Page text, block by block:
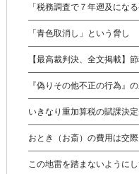
「税務調査で７年遡及になる
「青色取消し」という脅し
【最高裁判決、全文掲載】
『偽りその他不正の行為』
いきなり重加算税の賦課決定
おとき（お斎）の費用は交際
この地雷を踏まないようにし